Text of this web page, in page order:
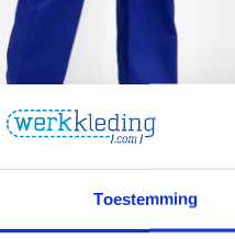
Toestemming